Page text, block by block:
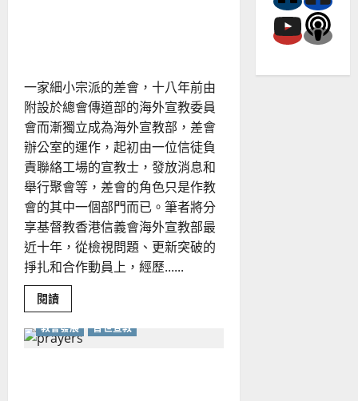
教
士
｜
陳
業
剛
一家細小宗派的差會，十八年前由
附設於總會傳道部的海外宣教委員
會而漸獨立成為海外宣教部，差會
辦公室的運作，起初由一位信徒負
責聯絡工場的宣教士，發放消息和
舉行聚會等，差會的角色只是作教
會的其中一個部門而已。筆者將分
享基督教香港信義會海外宣教部最
近十年，從檢視問題、更新突破的
掙扎和合作動員上，經歷......
閱讀Read
more
差
會
教會發展 普世宣教